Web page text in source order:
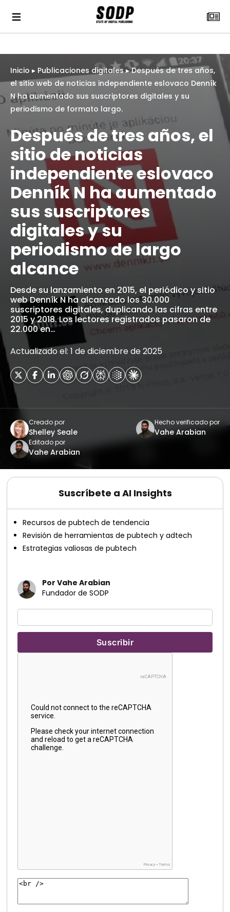
Inicio ▸ Publicaciones digitales▸Después de tres años,
el sitio web de noticias independiente eslovaco Denník
N ha aumentado sus suscriptores digitales y su
periodismo de formato largo.
Después de tres años, el
sitio de noticias
independiente eslovaco
Denník N ha aumentado
sus suscriptores
digitales y su
periodismo de largo
alcance
Desde su lanzamiento en 2015, el periódico y sitio
web Denník N ha alcanzado los 30.000
suscriptores digitales, duplicando las cifras entre
2015 y 2018. Los lectores registrados pasaron de
22.000 en…
Actualizado el: 1 de diciembre de 2025
Creado por
Shelley Seale
Hecho verificado por
Vahe Arabian
Editado por
Vahe Arabian
Suscríbete a AI Insights
Recursos de pubtech de tendencia
Revisión de herramientas de pubtech y adtech
Estrategias valiosas de pubtech
Por Vahe Arabian
Fundador de SODP